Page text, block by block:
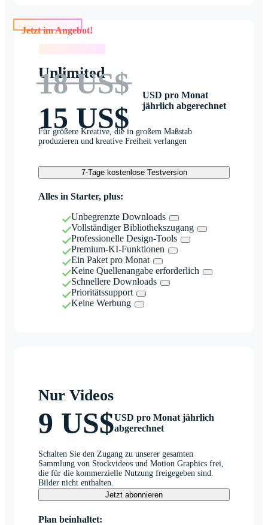
Jetzt im Angebot!
Unlimited
18 US$
15 US$
USD pro Monat
jährlich abgerechnet
Für größere Kreative, die in großem Maßstab
produzieren und kreative Freiheit verlangen
7-Tage kostenlose Testversion
Alles in Starter, plus:
Unbegrenzte Downloads
Vollständiger Bibliothekszugang
Professionelle Design-Tools
Premium-KI-Funktionen
Ein Paket pro Monat
Keine Quellenangabe erforderlich
Schnellere Downloads
Prioritätssupport
Keine Werbung
Nur Videos
9 US$USD pro Monat jährlich
abgerechnet
Schalten Sie den Zugang zu unserer gesamten
Sammlung von Stockvideos und Motion Graphics frei,
die für die kommerzielle Nutzung freigegeben sind.
Bilder nicht enthalten.
Jetzt abonnieren
Plan beinhaltet: